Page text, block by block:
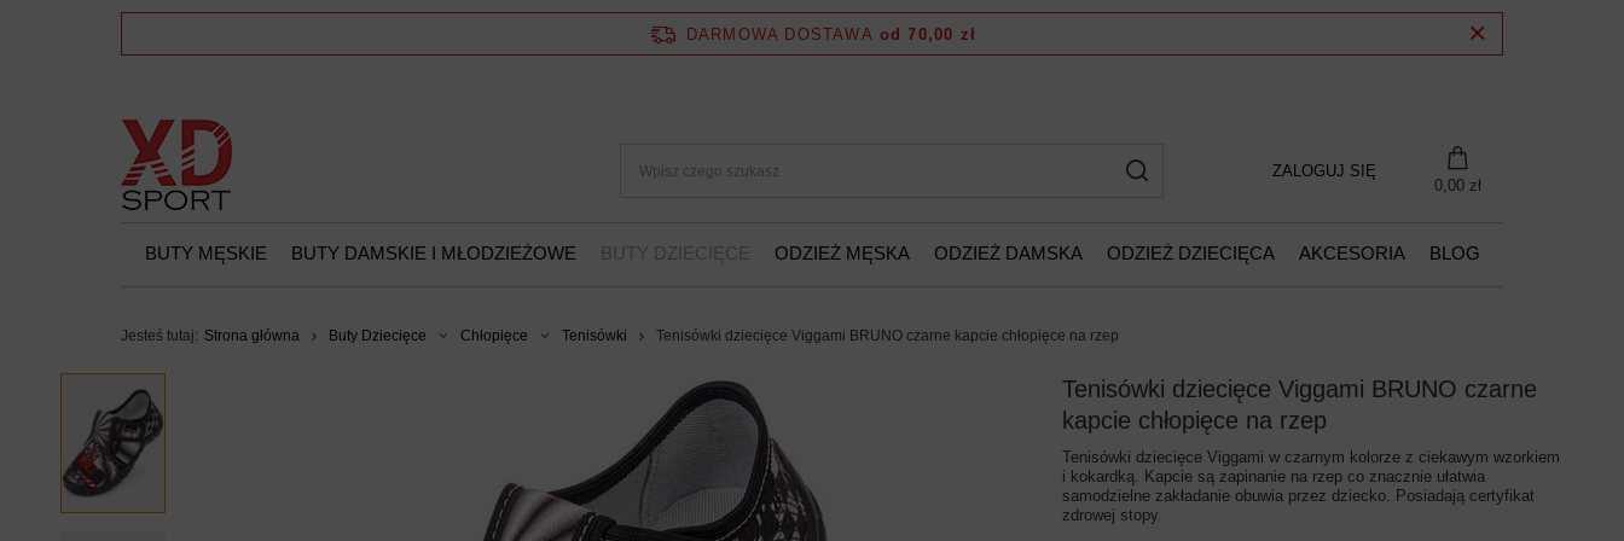
DARMOWA DOSTAWA od 70,00 zł
ZALOGUJ SIĘ
0,00 zł
BUTY MĘSKIE BUTY DAMSKIE I MŁODZIEŻOWE BUTY DZIECIĘCE ODZIEŻ MĘSKA ODZIEŻ DAMSKA ODZIEŻ DZIECIĘCA AKCESORIA BLOG
Jesteś tutaj: Strona główna Buty Dziecięce Chłopięce Tenisówki Tenisówki dziecięce Viggami BRUNO czarne kapcie chłopięce na rzep
Tenisówki dziecięce Viggami BRUNO czarne
kapcie chłopięce na rzep
Tenisówki dziecięce Viggami w czarnym kolorze z ciekawym wzorkiem
i kokardką. Kapcie są zapinanie na rzep co znacznie ułatwia
samodzielne zakładanie obuwia przez dziecko. Posiadają certyfikat
zdrowej stopy.